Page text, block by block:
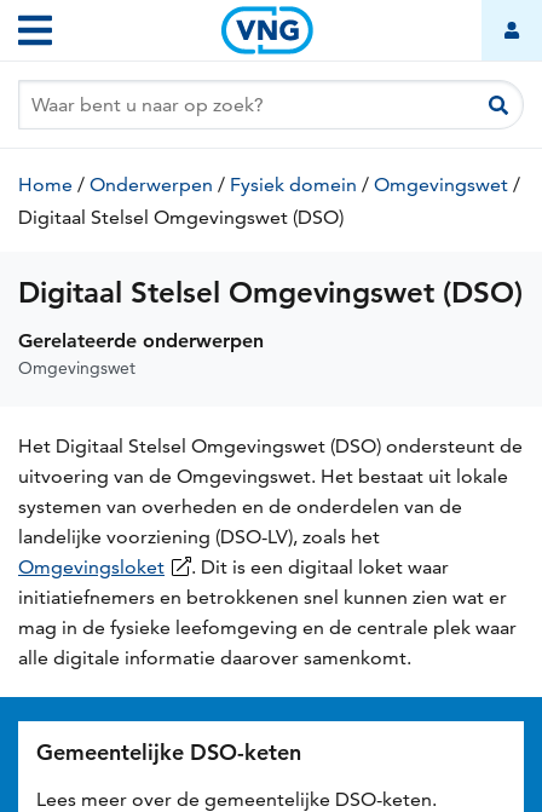
Overslaan
en
naar
inhoud
Hoofdnavigatie
Kruimelpad
Home / Onderwerpen / Fysiek domein / Omgevingswet /
Digitaal Stelsel Omgevingswet (DSO)
Digitaal Stelsel Omgevingswet (DSO)
Gerelateerde onderwerpen
Omgevingswet
Het Digitaal Stelsel Omgevingswet (DSO) ondersteunt de
uitvoering van de Omgevingswet. Het bestaat uit lokale
systemen van overheden en de onderdelen van de
landelijke voorziening (DSO-LV), zoals het
Omgevingsloket
. Dit is een digitaal loket waar
initiatiefnemers en betrokkenen snel kunnen zien wat er
mag in de fysieke leefomgeving en de centrale plek waar
alle digitale informatie daarover samenkomt.
Gemeentelijke DSO-keten
Lees meer over de gemeentelijke DSO-keten.